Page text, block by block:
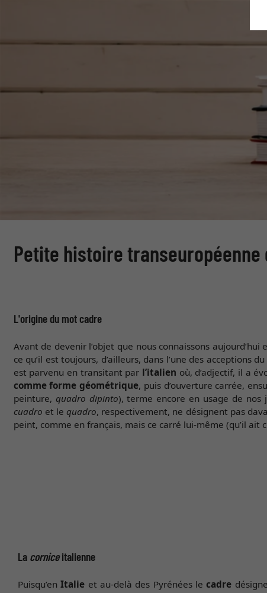
Petite histoire transeuropéenne
L'origine du mot cadre
Avant de devenir l’objet que nous connaissons
ce qu’il est toujours, d’ailleurs, dans l’une des acceptions
est parvenu en transitant par l’italien où, d’adjectif, il a
comme forme géométrique, puis d’ouverture carrée,
peinture, quadro dipinto), terme encore en usage de nos
cuadro et le quadro, respectivement, ne désignent pas
peint, comme en français, mais ce carré lui-même (qu’il
La corniceitalienne
Puisqu’enItalie et au-delà des Pyrénées lecadre